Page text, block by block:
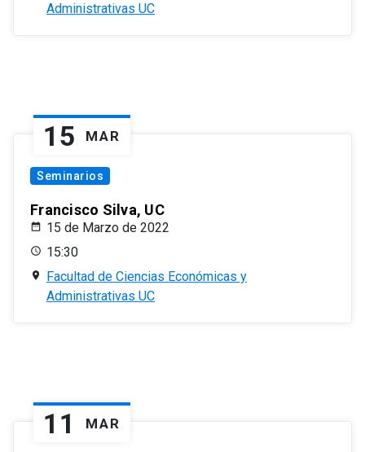
Administrativas UC
15 MAR
Seminarios
Francisco Silva, UC
15 de Marzo de 2022
15:30
Facultad de Ciencias Económicas y
Administrativas UC
11 MAR